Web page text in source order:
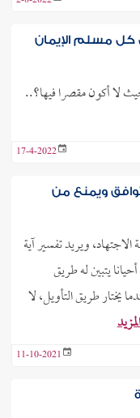
كل مسلم الإيمان
لا أكون مقصرا فيها؟..
17-4-2022
ويمنع من
ويريد تفسير آية
يتبين له طريق
يختار طريق التأويل، لا
المزيد
11-10-2021